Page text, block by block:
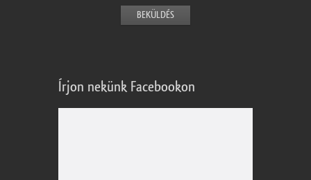
Írjon nekünk Facebookon